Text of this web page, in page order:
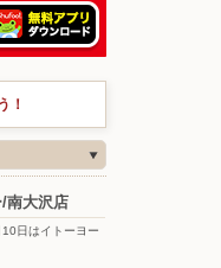
！
南大沢店
日はイトーヨー